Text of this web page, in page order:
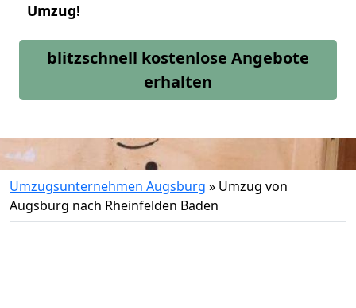
Umzug!
blitzschnell kostenlose Angebote
erhalten
Umzugsunternehmen Augsburg » Umzug von
Augsburg nach Rheinfelden Baden